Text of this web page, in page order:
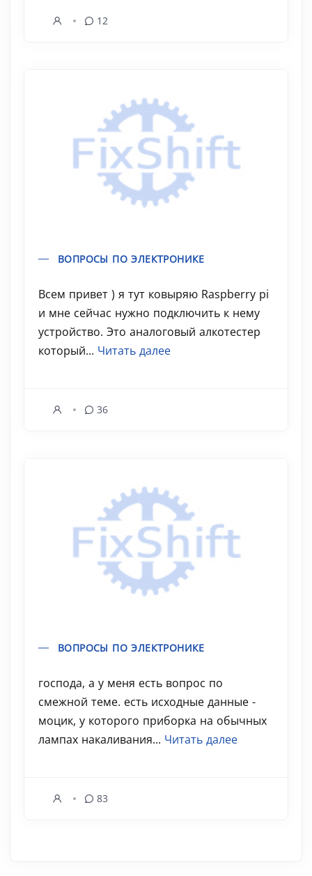
12
ВОПРОСЫ ПО ЭЛЕКТРОНИКЕ
Всем привет ) я тут ковыряю Raspberry pi
и мне сейчас нужно подключить к нему
устройство. Это аналоговый алкотестер
который... Читать далее
36
ВОПРОСЫ ПО ЭЛЕКТРОНИКЕ
господа, а у меня есть вопрос по
смежной теме. есть исходные данные -
моцик, у которого приборка на обычных
лампах накаливания... Читать далее
83